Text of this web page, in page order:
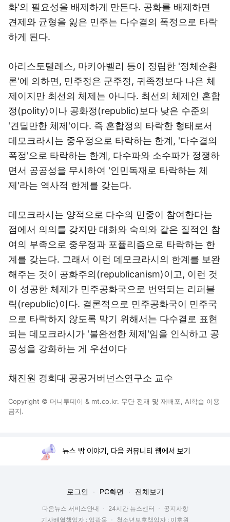
화'의 필요성을 배제하게 만든다. 공화를 배제하면
견제와 균형을 잃은 민주는 다수결의 폭정으로 타락
하게 된다.
아리스토텔레스, 마키아벨리 등이 정립한 '정체순환
론'에 의하면, 민주정은 군주정, 귀족정보다 나은 체
제이지만 최선의 체제는 아니다. 최선의 체제인 혼합
정(polity)이나 공화정(republic)보다 낮은 수준의
'견딜만한 체제'이다. 즉 혼합정의 타락한 형태로서
데모크라시는 중우정으로 타락하는 한계, '다수결의
폭정'으로 타락하는 한계, 다수파와 소수파가 정쟁하
면서 공공성을 무시하여 '인민독재로 타락하는 체
제'라는 역사적 한계를 갖는다.
데모크라시는 양적으로 다수의 민중이 참여한다는
점에서 의의를 갖지만 대화와 숙의와 같은 질적인 참
여의 부족으로 중우정과 포퓰리즘으로 타락하는 한
계를 갖는다. 그래서 이런 데모크라시의 한계를 보완
해주는 것이 공화주의(republicanism)이고, 이런 것
이 성공한 체제가 민주공화국으로 번역되는 리퍼블
릭(republic)이다. 결론적으로 민주공화국이 민주국
으로 타락하지 않도록 막기 위해서는 다수결로 표현
되는 데모크라시가 '불완전한 체제'임을 인식하고 공
공성을 강화하는 게 우선이다
채진원 경희대 공공거버넌스연구소 교수
Copyright © 머니투데이 & mt.co.kr. 무단 전재 및 재배포, AI학습 이용
금지.
뉴스 밖 이야기, 다음 커뮤니티 웹에서 보기
로그인 PC화면 전체보기
다음뉴스 서비스안내 24시간 뉴스센터
공지사항
기사배열책임자 : 임광욱
청소년보호책임자 : 이호원